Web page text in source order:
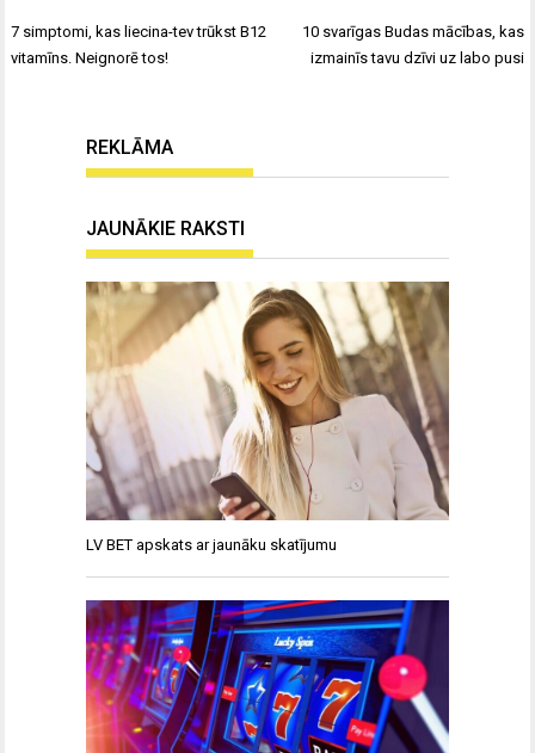
Ziņu
izvēlne
7 simptomi, kas liecina-tev trūkst B12
vitamīns. Neignorē tos!
10 svarīgas Budas mācības, kas
izmainīs tavu dzīvi uz labo pusi
REKLĀMA
JAUNĀKIE RAKSTI
LV BET apskats ar jaunāku skatījumu